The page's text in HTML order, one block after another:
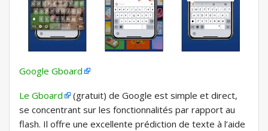
Google Gboard
Le Gboard
(gratuit) de Google est simple et direct,
se concentrant sur les fonctionnalités par rapport au
flash. Il offre une excellente prédiction de texte à l’aide